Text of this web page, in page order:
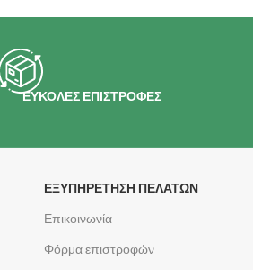
ΕΥΚΟΛΕΣ ΕΠΙΣΤΡΟΦΕΣ
ΕΞΥΠΗΡΕΤΗΣΗ ΠΕΛΑΤΩΝ
Επικοινωνία
Φόρμα επιστροφών